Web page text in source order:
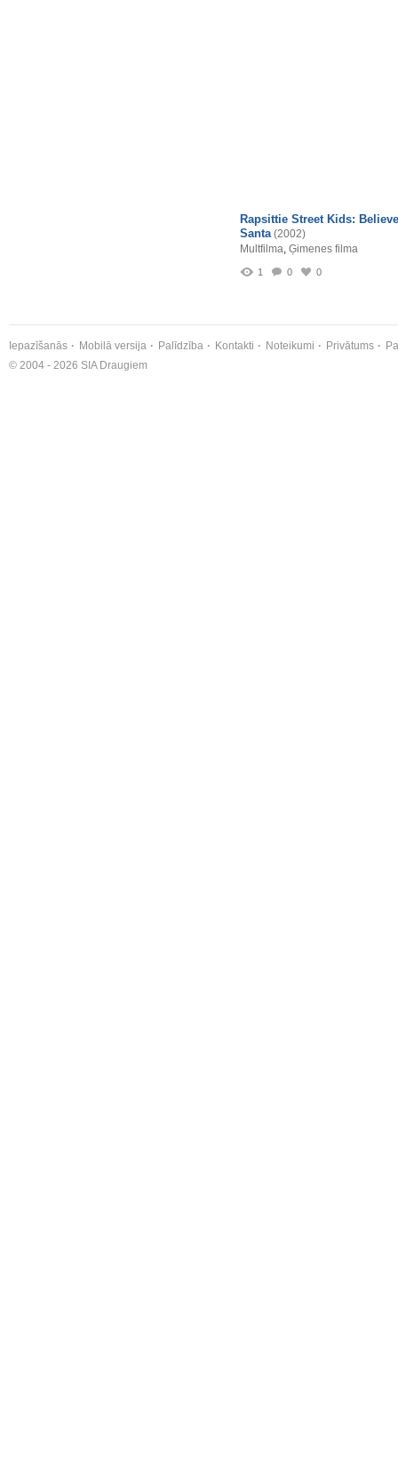
Rapsittie Street Kids:
Santa (2002)
Multfilma, Ģimenes filma
1 0 0
Iepazīšanās Mobilā versija Palīdzība Kontakti Noteikumi Privātums
© 2004 - 2026 SIA Draugiem